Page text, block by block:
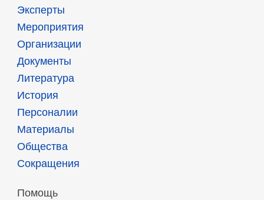
Эксперты
Мероприятия
Организации
Документы
Литература
История
Персоналии
Материалы
Общества
Сокращения
Помощь